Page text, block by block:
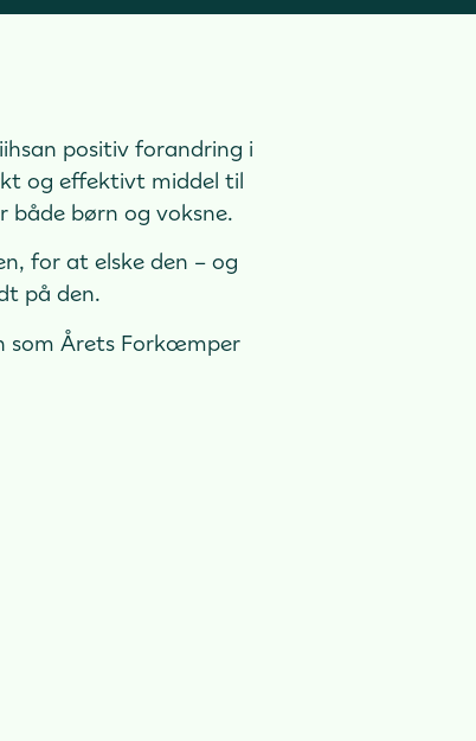
positiv forandring i
og effektivt middel til
både børn og voksne.
for at elske den – og
på den.
som Årets Forkæmper